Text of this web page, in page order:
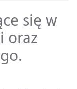
się w
oraz